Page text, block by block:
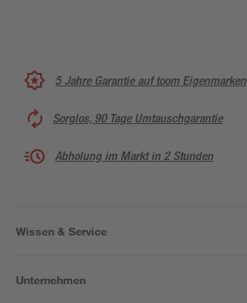
5 Jahre Garantie auf toom Eigenmarken
Sorglos, 90 Tage Umtauschgarantie
Abholung im Markt in 2 Stunden
Wissen & Service
Unternehmen